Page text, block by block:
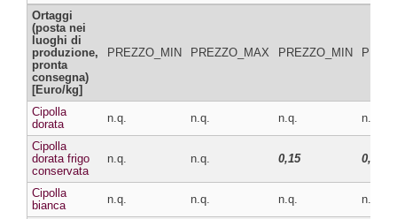
Ortaggi
(posta nei
luoghi di
produzione,
pronta
consegna)
[Euro/kg]
PREZZO_MIN PREZZO_MAX PREZZO_MIN
Cipolla
dorata
n.q. n.q. n.q. n.q.
Cipolla
dorata frigo
conservata
n.q. n.q. 0,15 0,16
Cipolla
bianca
n.q. n.q. n.q. n.q.